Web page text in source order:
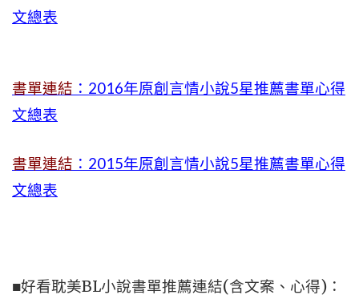
文總表
書單連結 ：2016年原創言情小說5星推薦書單心得
文總表
書單連結 ：2015年原創言情小說5星推薦書單心得
文總表
■好看耽美BL小說書單推薦連結(含文案、心得)：